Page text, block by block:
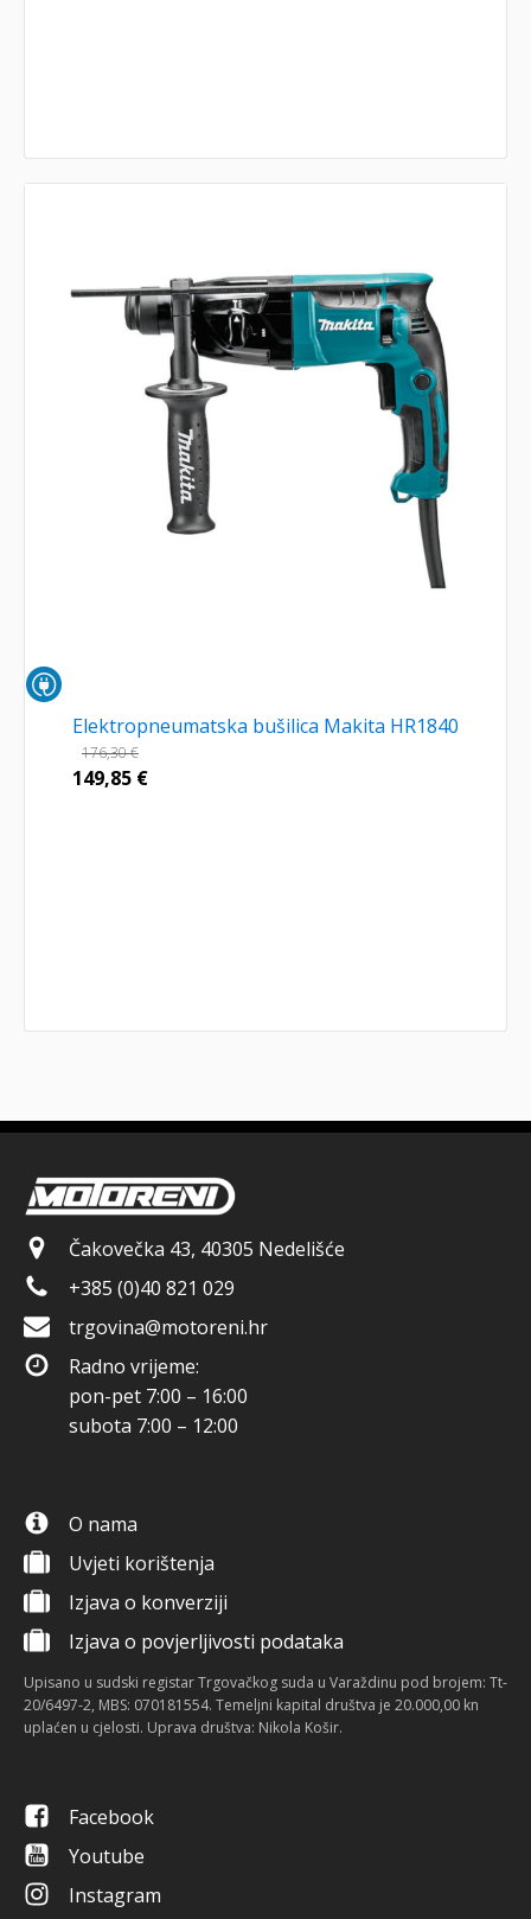
Elektropneumatska bušilica Makita HR1840
176,30€
149,85 €
Čakovečka 43, 40305 Nedelišće
+385 (0)40 821 029
trgovina@motoreni.hr
Radno vrijeme:
pon-pet 7:00 – 16:00
subota 7:00 – 12:00
O nama
Uvjeti korištenja
Izjava o konverziji
Izjava o povjerljivosti podataka
Upisano u sudski registar Trgovačkog suda u Varaždinu pod brojem: Tt-
20/6497-2, MBS: 070181554. Temeljni kapital društva je 20.000,00 kn
uplaćen u cjelosti. Uprava društva: Nikola Košir.
Facebook
Youtube
Instagram